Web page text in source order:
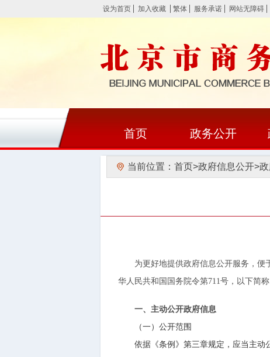
设为首页 加入收藏 繁体 服务承诺 网站无障碍
首页 政务公开
当前位置： 首页>政府信息公开>
为更好地提供政府信息公开服务，便于
华人民共和国国务院令第711号，以下简
一、主动公开政府信息
（一）公开范围
依据《条例》第三章规定，应当主动公